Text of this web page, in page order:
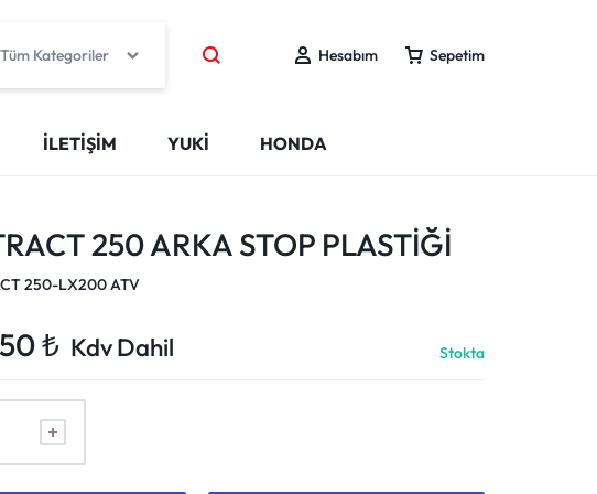
Tüm Kategoriler Hesabım Sepetim
İLETIŞIM YUKİ HONDA
250 ARKA STOP PLASTİĞİ
250-LX200 ATV
₺ Kdv Dahil Stokta